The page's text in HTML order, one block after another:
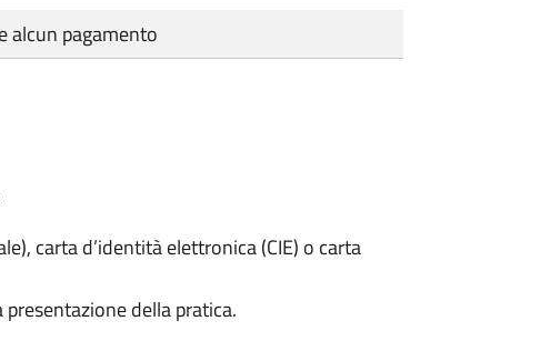
alcun pagamento
carta d’identità elettronica (CIE) o carta
della pratica.